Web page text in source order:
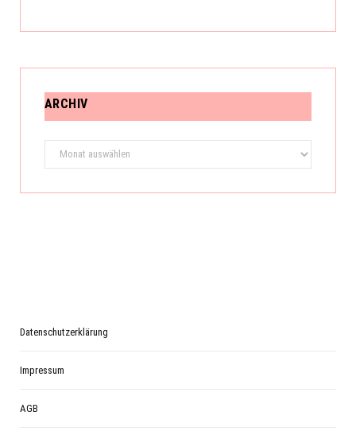
ARCHIV
Archiv
Datenschutzerklärung
Impressum
AGB